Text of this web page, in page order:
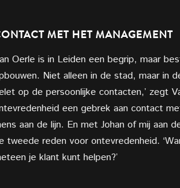
MET HET MANAGEMENT
Oerle is in Leiden een begrip, maar
Niet alleen in de stad, maar in
op de persoonlijke contacten,’ zegt
een gebrek aan contact
aan de lijn. En met Johan of mij aan
tweede reden voor ontevredenheid.
je klant kunt helpen?’